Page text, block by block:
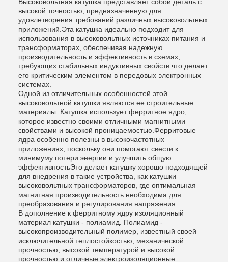
Высоковольтная катушка представляет собой деталь с
высокой точностью, предназначенную для
удовлетворения требований различных высоковольтных
приложений.Эта катушка идеально подходит для
использования в высоковольтных источниках питания и
трансформаторах, обеспечивая надежную
производительность и эффективность в схемах,
требующих стабильных индуктивных свойств.что делает
его критическим элементом в передовых электронных
системах.
Одной из отличительных особенностей этой
высоковольтной катушки являются ее строительные
материалы. Катушка использует ферритное ядро,
которое известно своими отличными магнитными
свойствами и высокой проницаемостью.Ферритовые
ядра особенно полезны в высокочастотных
приложениях, поскольку они помогают свести к
минимуму потери энергии и улучшить общую
эффективностьЭто делает катушку хорошо подходящей
для внедрения в такие устройства, как катушки
высоковольтных трансформаторов, где оптимальная
магнитная производительность необходима для
преобразования и регулирования напряжения.
В дополнение к ферритному ядру изоляционный
материал катушки - полиамид. Полиамид -
высокопроизводительный полимер, известный своей
исключительной теплостойкостью, механической
прочностью, высокой температурой и высокой
прочностью.и отличные электроизоляционные